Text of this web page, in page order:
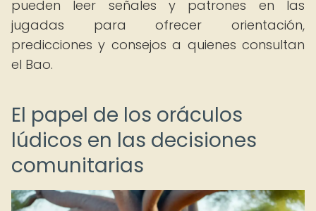
pueden leer señales y patrones en las
jugadas para ofrecer orientación,
predicciones y consejos a quienes consultan
el Bao.
El papel de los oráculos
lúdicos en las decisiones
comunitarias